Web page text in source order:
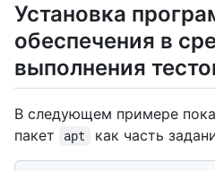
Установка
обеспечения в
выполнения
В следующем примере
пакет
apt как часть